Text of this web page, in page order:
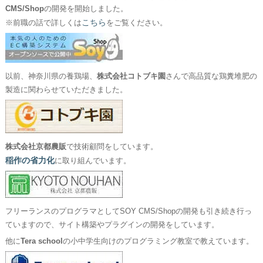
CMS/Shopの開発を開始しました。
※前職の話で詳しくは こちら をご覧ください。
以前、神奈川県の養鶏場、 株式会社コトブキ園 さんで高品質な鶏糞堆肥の
製造に関わらせていただきました。
株式会社京都農販で技術顧問をしています。
稲作の省力化に取り組んでいます。
フリーランスのプログラマとしてSOY CMS/Shopの開発も引き続き行っ
ていますので、サイト構築やプラグインの開発をしています。
他にTera school の小中学生向けのプログラミング教室で教えています。